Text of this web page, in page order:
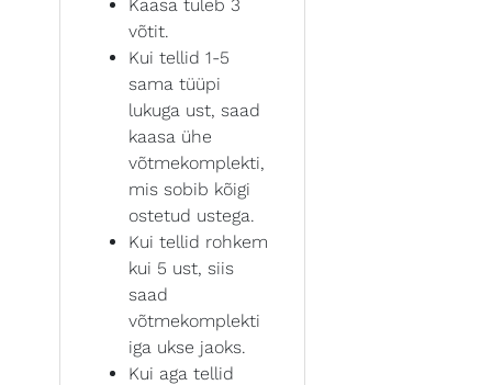
Kaasa tuleb 3
võtit.
Kui tellid 1-5
sama tüüpi
lukuga ust, saad
kaasa ühe
võtmekomplekti,
mis sobib kõigi
ostetud ustega.
Kui tellid rohkem
kui 5 ust, siis
saad
võtmekomplekti
iga ukse jaoks.
Kui aga tellid